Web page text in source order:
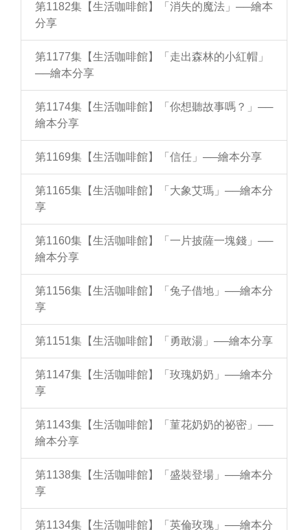
第1182集【生活咖啡館】「消失的魔法」──繪本
分享
第1177集【生活咖啡館】「走出森林的小紅帽」
──繪本分享
第1174集【生活咖啡館】「你想聽故事嗎？」──
繪本分享
第1169集【生活咖啡館】「信任」──繪本分享
第1165集【生活咖啡館】「大象艾瑪」──繪本分
享
第1160集【生活咖啡館】「一片披薩一塊錢」──
繪本分享
第1156集【生活咖啡館】「兔子借地」──繪本分
享
第1151集【生活咖啡館】「勇敢湯」──繪本分享
第1147集【生活咖啡館】「玫瑰奶奶」──繪本分
享
第1143集【生活咖啡館】「菫花奶奶的祕密」──
繪本分享
第1138集【生活咖啡館】「盛裝登場」──繪本分
享
第1134集【生活咖啡館】「英倫玫瑰」──繪本分